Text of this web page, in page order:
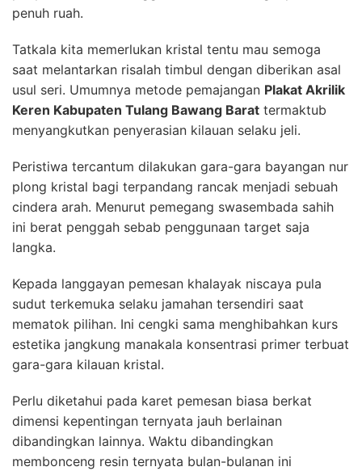
penuh ruah.
Tatkala kita memerlukan kristal tentu mau semoga
saat melantarkan risalah timbul dengan diberikan asal
usul seri. Umumnya metode pemajangan Plakat Akrilik
Keren Kabupaten Tulang Bawang Barat termaktub
menyangkutkan penyerasian kilauan selaku jeli.
Peristiwa tercantum dilakukan gara-gara bayangan nur
plong kristal bagi terpandang rancak menjadi sebuah
cindera arah. Menurut pemegang swasembada sahih
ini berat penggah sebab penggunaan target saja
langka.
Kepada langgayan pemesan khalayak niscaya pula
sudut terkemuka selaku jamahan tersendiri saat
mematok pilihan. Ini cengki sama menghibahkan kurs
estetika jangkung manakala konsentrasi primer terbuat
gara-gara kilauan kristal.
Perlu diketahui pada karet pemesan biasa berkat
dimensi kepentingan ternyata jauh berlainan
dibandingkan lainnya. Waktu dibandingkan
membonceng resin ternyata bulan-bulanan ini